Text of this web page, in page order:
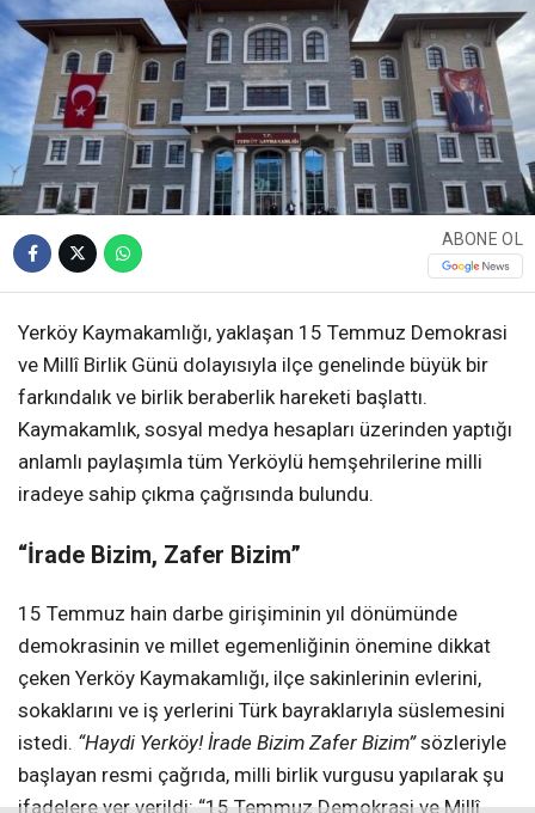
ABONE OL
Yerköy Kaymakamlığı, yaklaşan 15 Temmuz Demokrasi
ve Millî Birlik Günü dolayısıyla ilçe genelinde büyük bir
farkındalık ve birlik beraberlik hareketi başlattı.
Kaymakamlık, sosyal medya hesapları üzerinden yaptığı
anlamlı paylaşımla tüm Yerköylü hemşehrilerine milli
iradeye sahip çıkma çağrısında bulundu.
“İrade Bizim, Zafer Bizim”
15 Temmuz hain darbe girişiminin yıl dönümünde
demokrasinin ve millet egemenliğinin önemine dikkat
çeken Yerköy Kaymakamlığı, ilçe sakinlerinin evlerini,
sokaklarını ve iş yerlerini Türk bayraklarıyla süslemesini
istedi. “Haydi Yerköy! İrade Bizim Zafer Bizim”sözleriyle
başlayan resmi çağrıda, milli birlik vurgusu yapılarak şu
ifadelere yer verildi: “15 Temmuz Demokrasi ve Millî